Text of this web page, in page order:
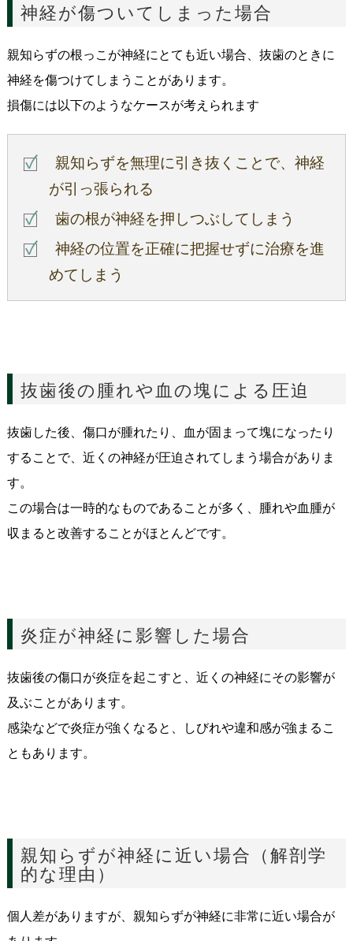
神経が傷ついてしまった場合
親知らずの根っこが神経にとても近い場合、抜歯のときに
神経を傷つけてしまうことがあります。
損傷には以下のようなケースが考えられます
親知らずを無理に引き抜くことで、神経
が引っ張られる
歯の根が神経を押しつぶしてしまう
神経の位置を正確に把握せずに治療を進
めてしまう
抜歯後の腫れや血の塊による圧迫
抜歯した後、傷口が腫れたり、血が固まって塊になったり
することで、近くの神経が圧迫されてしまう場合がありま
す。
この場合は一時的なものであることが多く、腫れや血腫が
収まると改善することがほとんどです。
炎症が神経に影響した場合
抜歯後の傷口が炎症を起こすと、近くの神経にその影響が
及ぶことがあります。
感染などで炎症が強くなると、しびれや違和感が強まるこ
ともあります。
親知らずが神経に近い場合（解剖学
的な理由）
個人差がありますが、親知らずが神経に非常に近い場合が